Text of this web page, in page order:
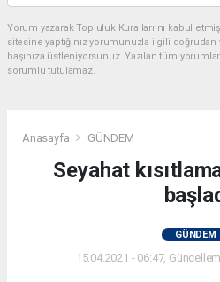
Yorum yazarak Topluluk Kuralları’nı kabul
sitesine yaptığınız yorumunuzla ilgili
başınıza üstleniyorsunuz. Yazılan tüm
sorumlu tutulamaz.
Anasayfa GÜNDEM
Seyahat
GÜNDEM
15.04.2021 - 06:47,